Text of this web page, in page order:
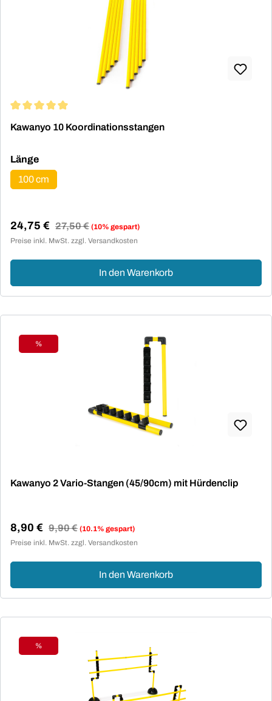
Kawanyo 10 Koordinationsstangen
Längeauswählen
100 cm
Verkaufspreis:
24,75 € Regulärer Preis:
27,50 € (10% gespart)
Preise inkl. MwSt. zzgl. Versandkosten
In den Warenkorb
Rabatt
%
Kawanyo 2 Vario-Stangen (45/90cm) mit Hürdenclip
Verkaufspreis:
8,90 € Regulärer Preis:
9,90 € (10.1% gespart)
Preise inkl. MwSt. zzgl. Versandkosten
In den Warenkorb
Rabatt
%